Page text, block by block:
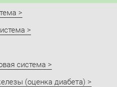
система
(оценка диабета)